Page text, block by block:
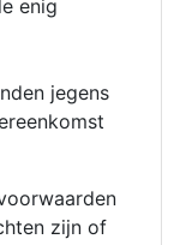
enig
jegens
zijn of